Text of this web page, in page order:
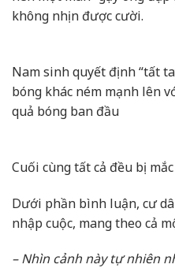
không nhịn được cười.
Nam sinh quyết định “tất
bóng khác ném mạnh lên
quả bóng ban đầu
Cuối cùng tất cả đều bị
Dưới phần bình luận, cư
nhập cuộc, mang theo cả
–Nhìn cảnh này tự nhiên